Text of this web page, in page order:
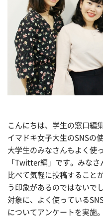
こんにちは、学生の窓口編
イマドキ女子大生のSNSの
大学生のみなさんもよく使
「Twitter編」です。みな
比べて気軽に投稿すること
う印象があるのではないで
対象に、よく使っている
についてアンケートを実施